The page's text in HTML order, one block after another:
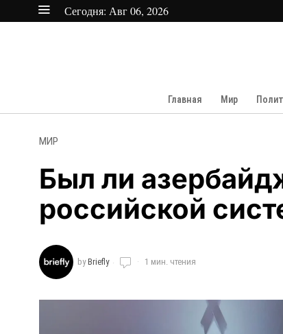
Сегодня: Авг 06, 2026
Главная
Мир
МИР
Был ли
российской
byBriefly 1 мин. чтения